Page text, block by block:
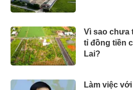
Vì sao chưa
tỉ đồng tiền
Lai?
Làm việc